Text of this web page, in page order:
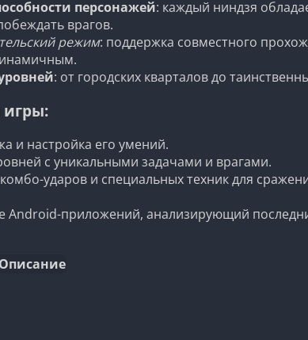
персонажей: каждый ниндзя
врагов.
режим: поддержка совместного
: от городских кварталов до
игры:
и настройка его умений.
с уникальными задачами и врагами.
ударов и специальных техник для
Android-приложений, анализирующий
Описание